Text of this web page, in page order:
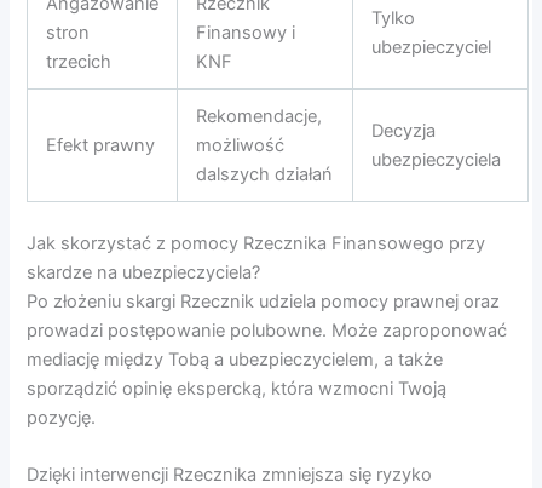
stron
trzecich
Finansowy i
KNF
Tylko
ubezpieczyciel
Efekt prawny
Rekomendacje,
możliwość
dalszych działań
Decyzja
ubezpieczyciela
Jak skorzystać z pomocy Rzecznika Finansowego przy
skardze na ubezpieczyciela?
Po złożeniu skargi Rzecznik udziela pomocy prawnej oraz
prowadzi postępowanie polubowne. Może zaproponować
mediację między Tobą a ubezpieczycielem, a także
sporządzić opinię ekspercką, która wzmocni Twoją
pozycję.
Dzięki interwencji Rzecznika zmniejsza się ryzyko